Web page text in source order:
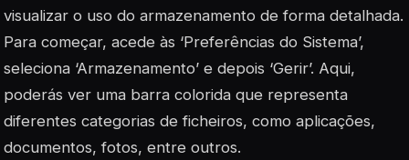
visualizar o uso do armazenamento de forma detalhada.
Para começar, acede às ‘Preferências do Sistema’,
seleciona ‘Armazenamento’ e depois ‘Gerir’. Aqui,
poderás ver uma barra colorida que representa
diferentes categorias de ficheiros, como aplicações,
documentos, fotos, entre outros.